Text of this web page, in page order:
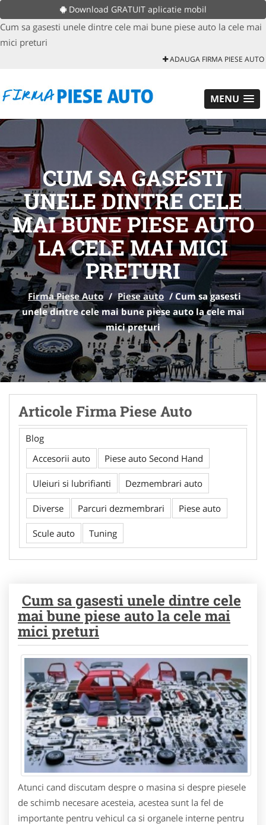
Download GRATUIT aplicatie mobil
Cum sa gasesti unele dintre cele mai bune piese auto la cele mai
mici preturi
ADAUGA FIRMA PIESE AUTO
MENU
CUM SA GASESTI
UNELE DINTRE CELE
MAI BUNE PIESE AUTO
LA CELE MAI MICI
PRETURI
Firma Piese Auto / Piese auto / Cum sa gasesti
unele dintre cele mai bune piese auto la cele mai
mici preturi
Articole Firma Piese Auto
Blog
Accesorii auto
Piese auto Second Hand
Uleiuri si lubrifianti Dezmembrari auto
Diverse Parcuri dezmembrari Piese auto
Scule auto Tuning
Cum sa gasesti unele dintre cele
mai bune piese auto la cele mai
mici preturi
Atunci cand discutam despre o masina si despre piesele
de schimb necesare acesteia, acestea sunt la fel de
importante pentru vehicul ca si organele interne pentru